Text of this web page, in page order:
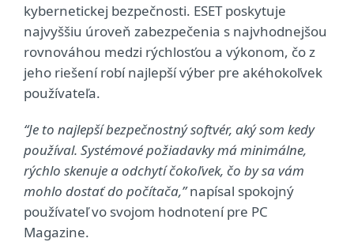
kybernetickej bezpečnosti. ESET poskytuje
najvyššiu úroveň zabezpečenia s najvhodnejšou
rovnováhou medzi rýchlosťou a výkonom, čo z
jeho riešení robí najlepší výber pre akéhokoľvek
používateľa.
“Je to najlepší bezpečnostný softvér, aký som kedy
používal. Systémové požiadavky má minimálne,
rýchlo skenuje a odchytí čokoľvek, čo by sa vám
mohlo dostať do počítača,”napísal spokojný
používateľ vo svojom hodnotení pre PC
Magazine.